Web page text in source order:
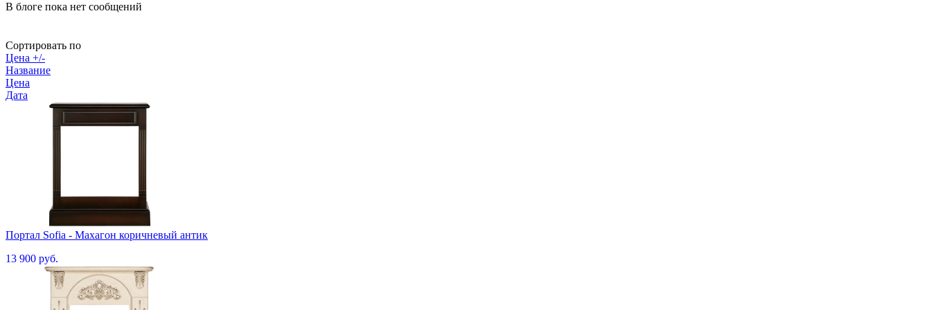
В блоге пока нет сообщений
Сортировать по
Цена +/-
Название
Цена
Дата
Портал Sofia - Махагон коричневый антик
13 900 руб.